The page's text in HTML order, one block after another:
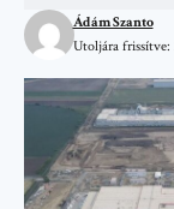
Utoljára frissítve:
Ádám Szanto